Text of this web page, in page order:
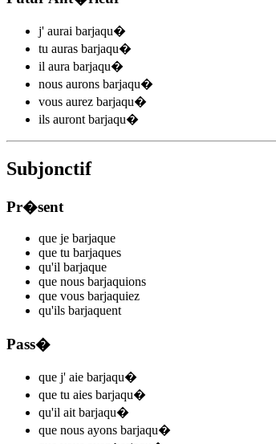
j' aurai barjaqu�
tu auras barjaqu�
il aura barjaqu�
nous aurons barjaqu�
vous aurez barjaqu�
ils auront barjaqu�
Subjonctif
Pr�sent
que je barjaque
que tu barjaques
qu'il barjaque
que nous barjaquions
que vous barjaquiez
qu'ils barjaquent
Pass�
que j' aie barjaqu�
que tu aies barjaqu�
qu'il ait barjaqu�
que nous ayons barjaqu�